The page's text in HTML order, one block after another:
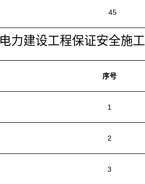
45
电力建设工程保证安全施
序号
1
2
3